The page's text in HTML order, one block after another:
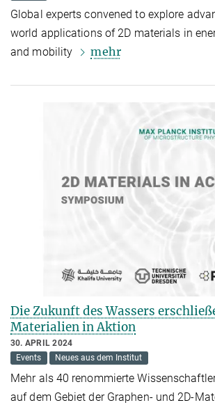
Global experts convened to explore
world applications of 2D materials in
and mobility
mehr
Die Zukunft des Wassers
Materialien in Aktion
30. APRIL 2024
Events
Neues aus dem Institut
Mehr als 40 renommierte
auf dem Gebiet der Graphen- und 2D-